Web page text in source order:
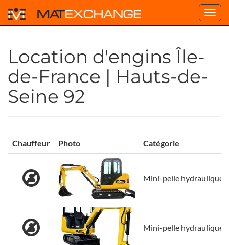
Location d'engins Île-
de-France | Hauts-de-
Seine 92
Chauffeur Photo Catégorie
Mini-pelle hydraulique
Mini-pelle hydraulique